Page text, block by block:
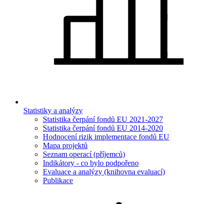
Statistiky a analýzy
Statistika čerpání fondů EU 2021-2027
Statistika čerpání fondů EU 2014-2020
Hodnocení rizik implementace fondů EU
Mapa projektů
Seznam operací (příjemců)
Indikátory - co bylo podpořeno
Evaluace a analýzy (knihovna evaluací)
Publikace